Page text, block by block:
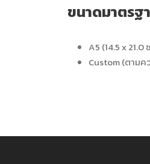
ขนาดมาตร
A5 (14.5 x 21.0
Custom (ตาม